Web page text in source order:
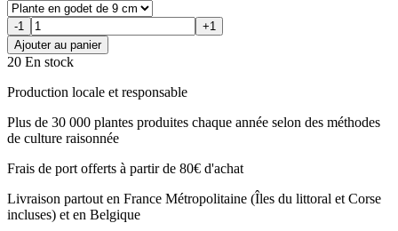
-1
+1
Ajouter au panier
20 En stock
Production locale et responsable
Plus de 30 000 plantes produites chaque année selon des méthodes
de culture raisonnée
Frais de port offerts à partir de 80€ d'achat
Livraison partout en France Métropolitaine (Îles du littoral et Corse
incluses) et en Belgique